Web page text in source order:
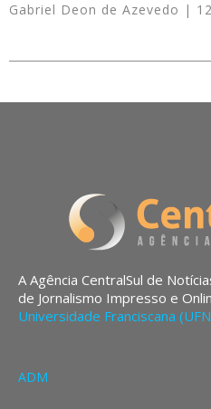
Gabriel Deon de Azevedo
A Agência CentralSul de
de Jornalismo Impresso e
Universidade Franciscana
ADM